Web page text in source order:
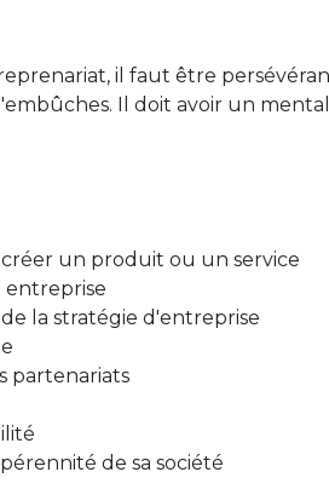
il faut être
Il doit avoir un
un produit ou un service
entreprise
la stratégie d'entreprise
partenariats
de sa société